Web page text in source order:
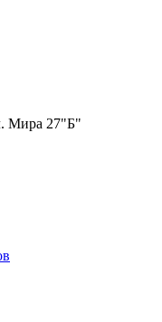
Мира 27"Б"